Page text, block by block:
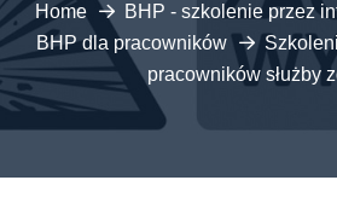
Home BHP - szkolenie przez
BHP dla pracowników
pracowników służby